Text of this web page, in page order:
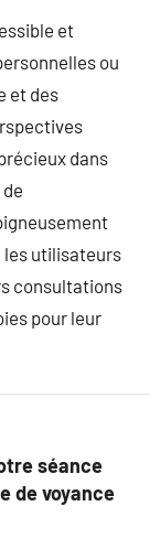
et
ou
et des
dans
les utilisateurs
consultations
pour leur
séance
de voyance